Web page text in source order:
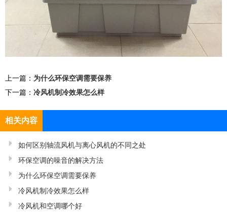
上一篇： 为什么环保空调需要保养
下一篇： 冷风机制冷效果怎么样
相关内容
如何区别轴流风机与离心风机的不同之处
环保空调的噪音的解决方法
为什么环保空调需要保养
冷风机制冷效果怎么样
冷风机和空调哪个好